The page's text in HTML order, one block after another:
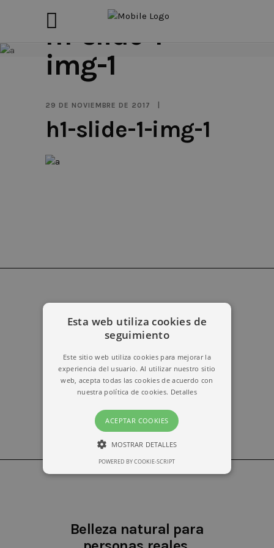
h1-slide-1-
img-1
29 DE NOVIEMBRE DE 2017
h1-slide-1-img-1
erika@kymabarcelona.com
Belleza natural para
Esta web utiliza cookies de
seguimiento
Este sitio web utiliza cookies para mejorar la
experiencia del usuario. Al utilizar nuestro sitio
web, acepta todas las cookies de acuerdo con
nuestra política de cookies. Detalles
ACEPTAR COOKIES
MOSTRAR DETALLES
POWERED BY COOKIE-SCRIPT